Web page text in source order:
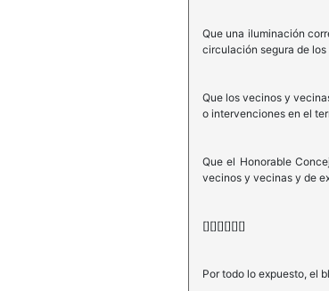
Que una iluminación
circulación segura de
Que los vecinos y
o intervenciones en el
Que el Honorable
vecinos y vecinas y de
[][][][][][]
Por todo lo expuesto, el